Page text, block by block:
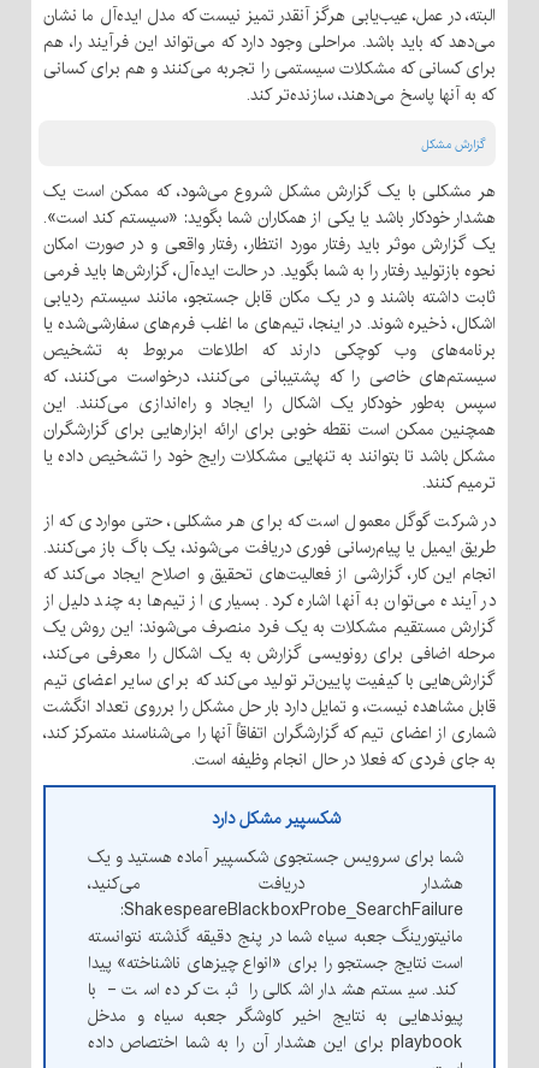
البته، در عمل، عیب‌یابی هرگز آنقدر تمیز نیست که مدل ایده‌آل ما نشان
می‌دهد که باید باشد. مراحلی وجود دارد که می‌تواند این فرآیند را، هم
برای کسانی که مشکلات سیستمی را تجربه می‌کنند و هم برای کسانی
که به آنها پاسخ می‌دهند، سازنده‌تر کند.
گزارش مشکل
هر مشکلی با یک گزارش مشکل شروع می‌شود، که ممکن است یک
هشدار خودکار باشد یا یکی از همکاران شما بگوید: «سیستم کند است».
یک گزارش موثر باید رفتار مورد انتظار، رفتار واقعی و در صورت امکان
نحوه بازتولید رفتار را به شما بگوید. در حالت ایده‌آل، گزارش‌ها باید فرمی
ثابت داشته باشند و در یک مکان قابل جستجو، مانند سیستم ردیابی
اشکال، ذخیره شوند. در اینجا، تیم‌های ما اغلب فرم‌های سفارشی‌شده یا
برنامه‌های وب کوچکی دارند که اطلاعات مربوط به تشخیص
سیستم‌های خاصی را که پشتیبانی می‌کنند، درخواست می‌کنند، که
سپس به‌طور خودکار یک اشکال را ایجاد و راه‌اندازی می‌کنند. این
همچنین ممکن است نقطه خوبی برای ارائه ابزارهایی برای گزارشگران
مشکل باشد تا بتوانند به تنهایی مشکلات رایج خود را تشخیص داده یا
ترمیم کنند.
در شرکت گوگل معمول است که برای هر مشکلی، حتی مواردی که از
طریق ایمیل یا پیام‌رسانی فوری دریافت می‌شوند، یک باگ باز می‌کنند.
انجام این کار، گزارشی از فعالیت‌های تحقیق و اصلاح ایجاد می‌کند که
در آینده می‌توان به آنها اشاره کرد. بسیاری از تیم‌ها به چند دلیل از
گزارش مستقیم مشکلات به یک فرد منصرف می‌شوند: این روش یک
مرحله اضافی برای رونویسی گزارش به یک اشکال را معرفی می‌کند،
گزارش‌هایی با کیفیت پایین‌تر تولید می‌کند که برای سایر اعضای تیم
قابل مشاهده نیست، و تمایل دارد بار حل مشکل را برروی تعداد انگشت
شماری از اعضای تیم که گزارشگران اتفاقاً آنها را می‌شناسند متمرکز کند،
به جای فردی که فعلا در حال انجام وظیفه است.
شکسپیر مشکل دارد
شما برای سرویس جستجوی شکسپیر آماده هستید و یک
هشدار دریافت می‌کنید،
ShakespeareBlackboxProbe_SearchFailure:
مانیتورینگ جعبه سیاه شما در پنج دقیقه گذشته نتوانسته
است نتایج جستجو را برای «انواع چیزهای ناشناخته» پیدا
کند. سیستم هشدار اشکالی را ثبت کرده است - با
پیوندهایی به نتایج اخیر کاوشگر جعبه سیاه و مدخل
playbook برای این هشدار آن را به شما اختصاص داده